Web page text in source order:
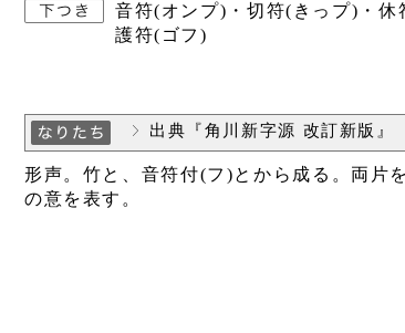
音符(オンプ)・切符(きっプ)・
護符(ゴフ)
出典『角川新字源 改訂新版』
形声。竹と、音符付(フ)とから成る。両片
の意を表す。